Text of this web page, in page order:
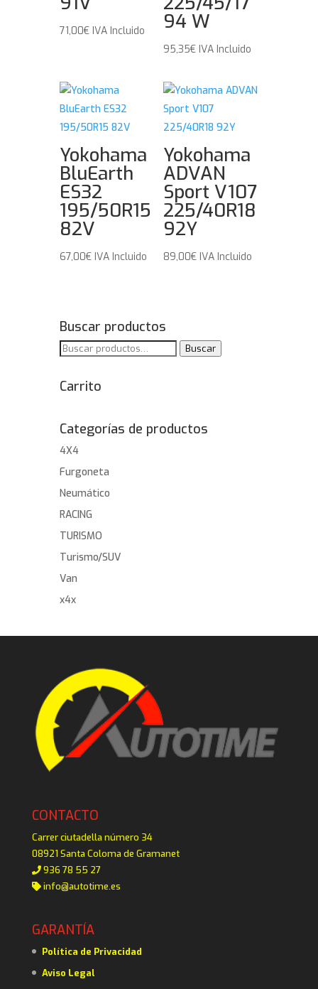
71,00€ IVA Incluido 94 W
95,35€ IVA Incluido
Yokohama
BluEarth
ES32
195/50R15
82V
67,00€ IVA Incluido
Yokohama
ADVAN
Sport V107
225/40R18
92Y
89,00€ IVA Incluido
Buscar productos
Buscar
Buscar
Carrito
Categorías de productos
4X4
Furgoneta
Neumático
RACING
TURISMO
Turismo/SUV
Van
x4x
CONTACTO
Carrer ciutadella número 34
08921 Santa Coloma de Gramanet
936 78 55 27
info@autotime.es
GARANTÍA
Política de Privacidad
Aviso Legal